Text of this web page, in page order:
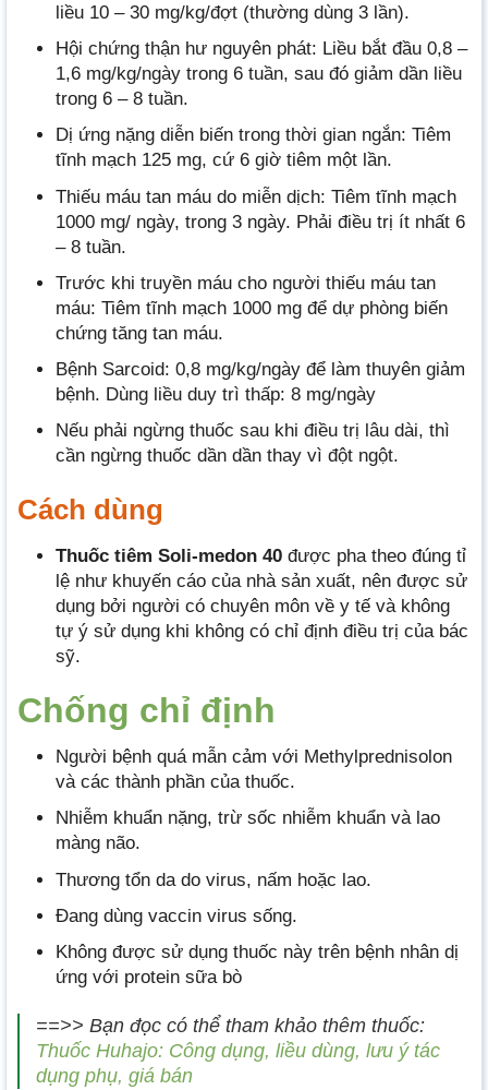
liều 10 – 30 mg/kg/đợt (thường dùng 3 lần).
Hội chứng thận hư nguyên phát: Liều bắt đầu 0,8 –
1,6 mg/kg/ngày trong 6 tuần, sau đó giảm dần liều
trong 6 – 8 tuần.
Dị ứng nặng diễn biến trong thời gian ngắn: Tiêm
tĩnh mạch 125 mg, cứ 6 giờ tiêm một lần.
Thiếu máu tan máu do miễn dịch: Tiêm tĩnh mạch
1000 mg/ ngày, trong 3 ngày. Phải điều trị ít nhất 6
– 8 tuần.
Trước khi truyền máu cho người thiếu máu tan
máu: Tiêm tĩnh mạch 1000 mg để dự phòng biến
chứng tăng tan máu.
Bệnh Sarcoid: 0,8 mg/kg/ngày để làm thuyên giảm
bệnh. Dùng liều duy trì thấp: 8 mg/ngày
Nếu phải ngừng thuốc sau khi điều trị lâu dài, thì
cần ngừng thuốc dần dần thay vì đột ngột.
Cách dùng
Thuốc tiêm Soli-medon 40 được pha theo đúng tỉ
lệ như khuyến cáo của nhà sản xuất, nên được sử
dụng bởi người có chuyên môn về y tế và không
tự ý sử dụng khi không có chỉ định điều trị của bác
sỹ.
Chống chỉ định
Người bệnh quá mẫn cảm với Methylprednisolon
và các thành phần của thuốc.
Nhiễm khuẩn nặng, trừ sốc nhiễm khuẩn và lao
màng não.
Thương tổn da do virus, nấm hoặc lao.
Đang dùng vaccin virus sống.
Không được sử dụng thuốc này trên bệnh nhân dị
ứng với protein sữa bò
==>> Bạn đọc có thể tham khảo thêm thuốc:
Thuốc Huhajo: Công dụng, liều dùng, lưu ý tác
dụng phụ, giá bán